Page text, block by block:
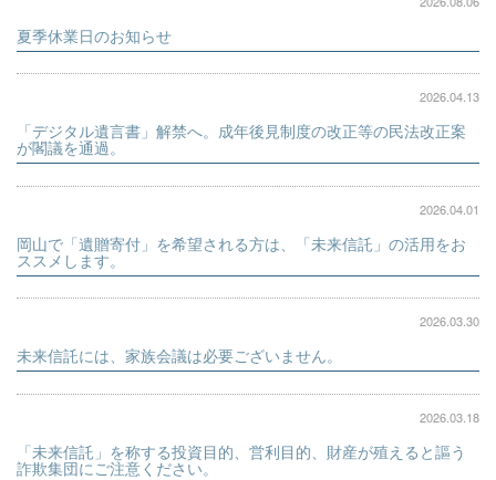
夏季休業日のお知らせ
2026.04.13
「デジタル遺言書」解禁へ。成年後見制度の改正等の民法改正案
が閣議を通過。
2026.04.01
岡山で「遺贈寄付」を希望される方は、「未来信託」の活用をお
ススメします。
2026.03.30
未来信託には、家族会議は必要ございません。
2026.03.18
「未来信託」を称する投資目的、営利目的、財産が殖えると謳う
詐欺集団にご注意ください。